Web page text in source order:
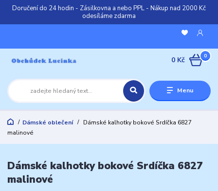
Doručení do 24 hodin - Zásilkovna a nebo PPL - Nákup nad 2000 Kč
odesíláme zdarma
Menu
0
0 Kč
Dámské oblečení
Dámské kalhotky bokové Srdíčka 6827
malinové
Dámské kalhotky bokové Srdíčka 6827
malinové